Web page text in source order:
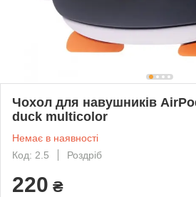
Чохол для навушників
duck multicolor
Немає в наявності
Код: 2.5
Роздріб
220 ₴